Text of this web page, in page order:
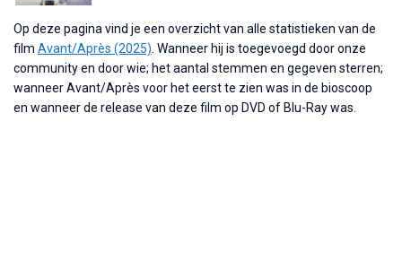
Op deze pagina vind je een overzicht van alle statistieken van de
film Avant/Après (2025) . Wanneer hij is toegevoegd door onze
community en door wie; het aantal stemmen en gegeven sterren;
wanneer Avant/Après voor het eerst te zien was in de bioscoop
en wanneer de release van deze film op DVD of Blu-Ray was.